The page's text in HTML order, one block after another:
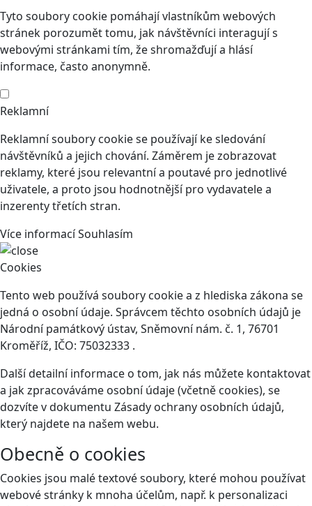
Tyto soubory cookie pomáhají vlastníkům webových
stránek porozumět tomu, jak návštěvníci interagují s
webovými stránkami tím, že shromažďují a hlásí
informace, často anonymně.
Reklamní
Reklamní soubory cookie se používají ke sledování
návštěvníků a jejich chování. Záměrem je zobrazovat
reklamy, které jsou relevantní a poutavé pro jednotlivé
uživatele, a proto jsou hodnotnější pro vydavatele a
inzerenty třetích stran.
Více informacíSouhlasím
Cookies
Tento web používá soubory cookie a z hlediska zákona se
jedná o osobní údaje. Správcem těchto osobních údajů je
Národní památkový ústav, Sněmovní nám. č. 1, 76701
Kroměříž, IČO: 75032333 .
Další detailní informace o tom, jak nás můžete kontaktovat
a jak zpracováváme osobní údaje (včetně cookies), se
dozvíte v dokumentu Zásady ochrany osobních údajů,
který najdete na našem webu.
Obecně o cookies
Cookies jsou malé textové soubory, které mohou používat
webové stránky k mnoha účelům, např. k personalizaci